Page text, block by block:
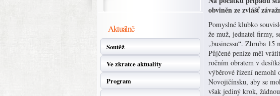
Aktuálně
Soutěž
Ve zkratce aktuality
Program
obviněn ze zvlášť
Pomyslné klubko
že muž, jednatel firmy,
„businessu“. Zhruba
Půjčené peníze měl
ročním obratem v
výběrové řízení nemohl
Novojičínsku, aby se
však jediný krok,